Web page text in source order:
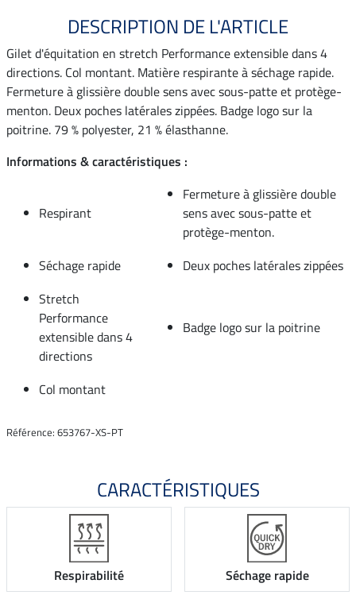
DESCRIPTION DE L'ARTICLE
Gilet d'équitation en stretch Performance extensible dans 4
directions. Col montant. Matière respirante à séchage rapide.
Fermeture à glissière double sens avec sous-patte et protège-
menton. Deux poches latérales zippées. Badge logo sur la
poitrine. 79 % polyester, 21 % élasthanne.
Informations & caractéristiques :
Respirant
Fermeture à glissière double
sens avec sous-patte et
protège-menton.
Séchage rapide
Deux poches latérales zippées
Stretch
Performance
extensible dans 4
directions
Badge logo sur la poitrine
Col montant
Référence: 653767-XS-PT
CARACTÉRISTIQUES
Respirabilité Séchage rapide